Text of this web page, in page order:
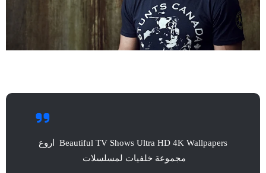
Beautiful TV Shows Ultra HD 4K Wallpapers اروع
مجموعة خلفيات لمسلسلات